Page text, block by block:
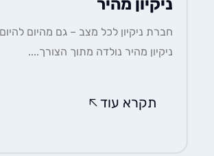
ניקיון מהיר
חברת ניקיון לכל מצב – גם מהיום להיום חברת
ניקיון מהיר נולדה מתוך הצורך....
תקרא עוד